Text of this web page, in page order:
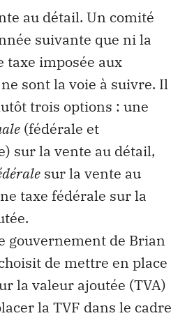
au détail. Un comité
suivante que ni la
taxe imposée aux
sont la voie à suivre. Il
trois options : une
(fédérale et
sur la vente au détail,
sur la vente au
taxe fédérale sur la
gouvernement de Brian
de mettre en place
la valeur ajoutée (TVA)
la TVF dans le cadre